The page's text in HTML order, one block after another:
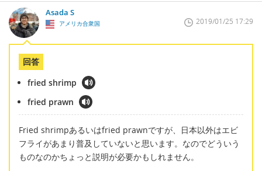
Asada S
アメリカ合衆国 2019/01/25 17:29
回答
fried shrimp
fried prawn
Fried shrimpあるいはfried prawnですが、日本以外はエビ
フライがあまり普及していないと思います。なのでどういう
ものなのかちょっと説明が必要かもしれません。